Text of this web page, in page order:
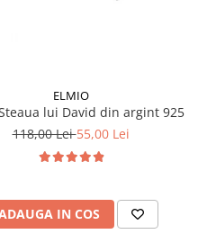
ELMIO
lui David din argint 925
118,00 Lei55,00 Lei
IN COS